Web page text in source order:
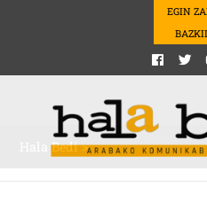
EGIN
Hala Bedi>